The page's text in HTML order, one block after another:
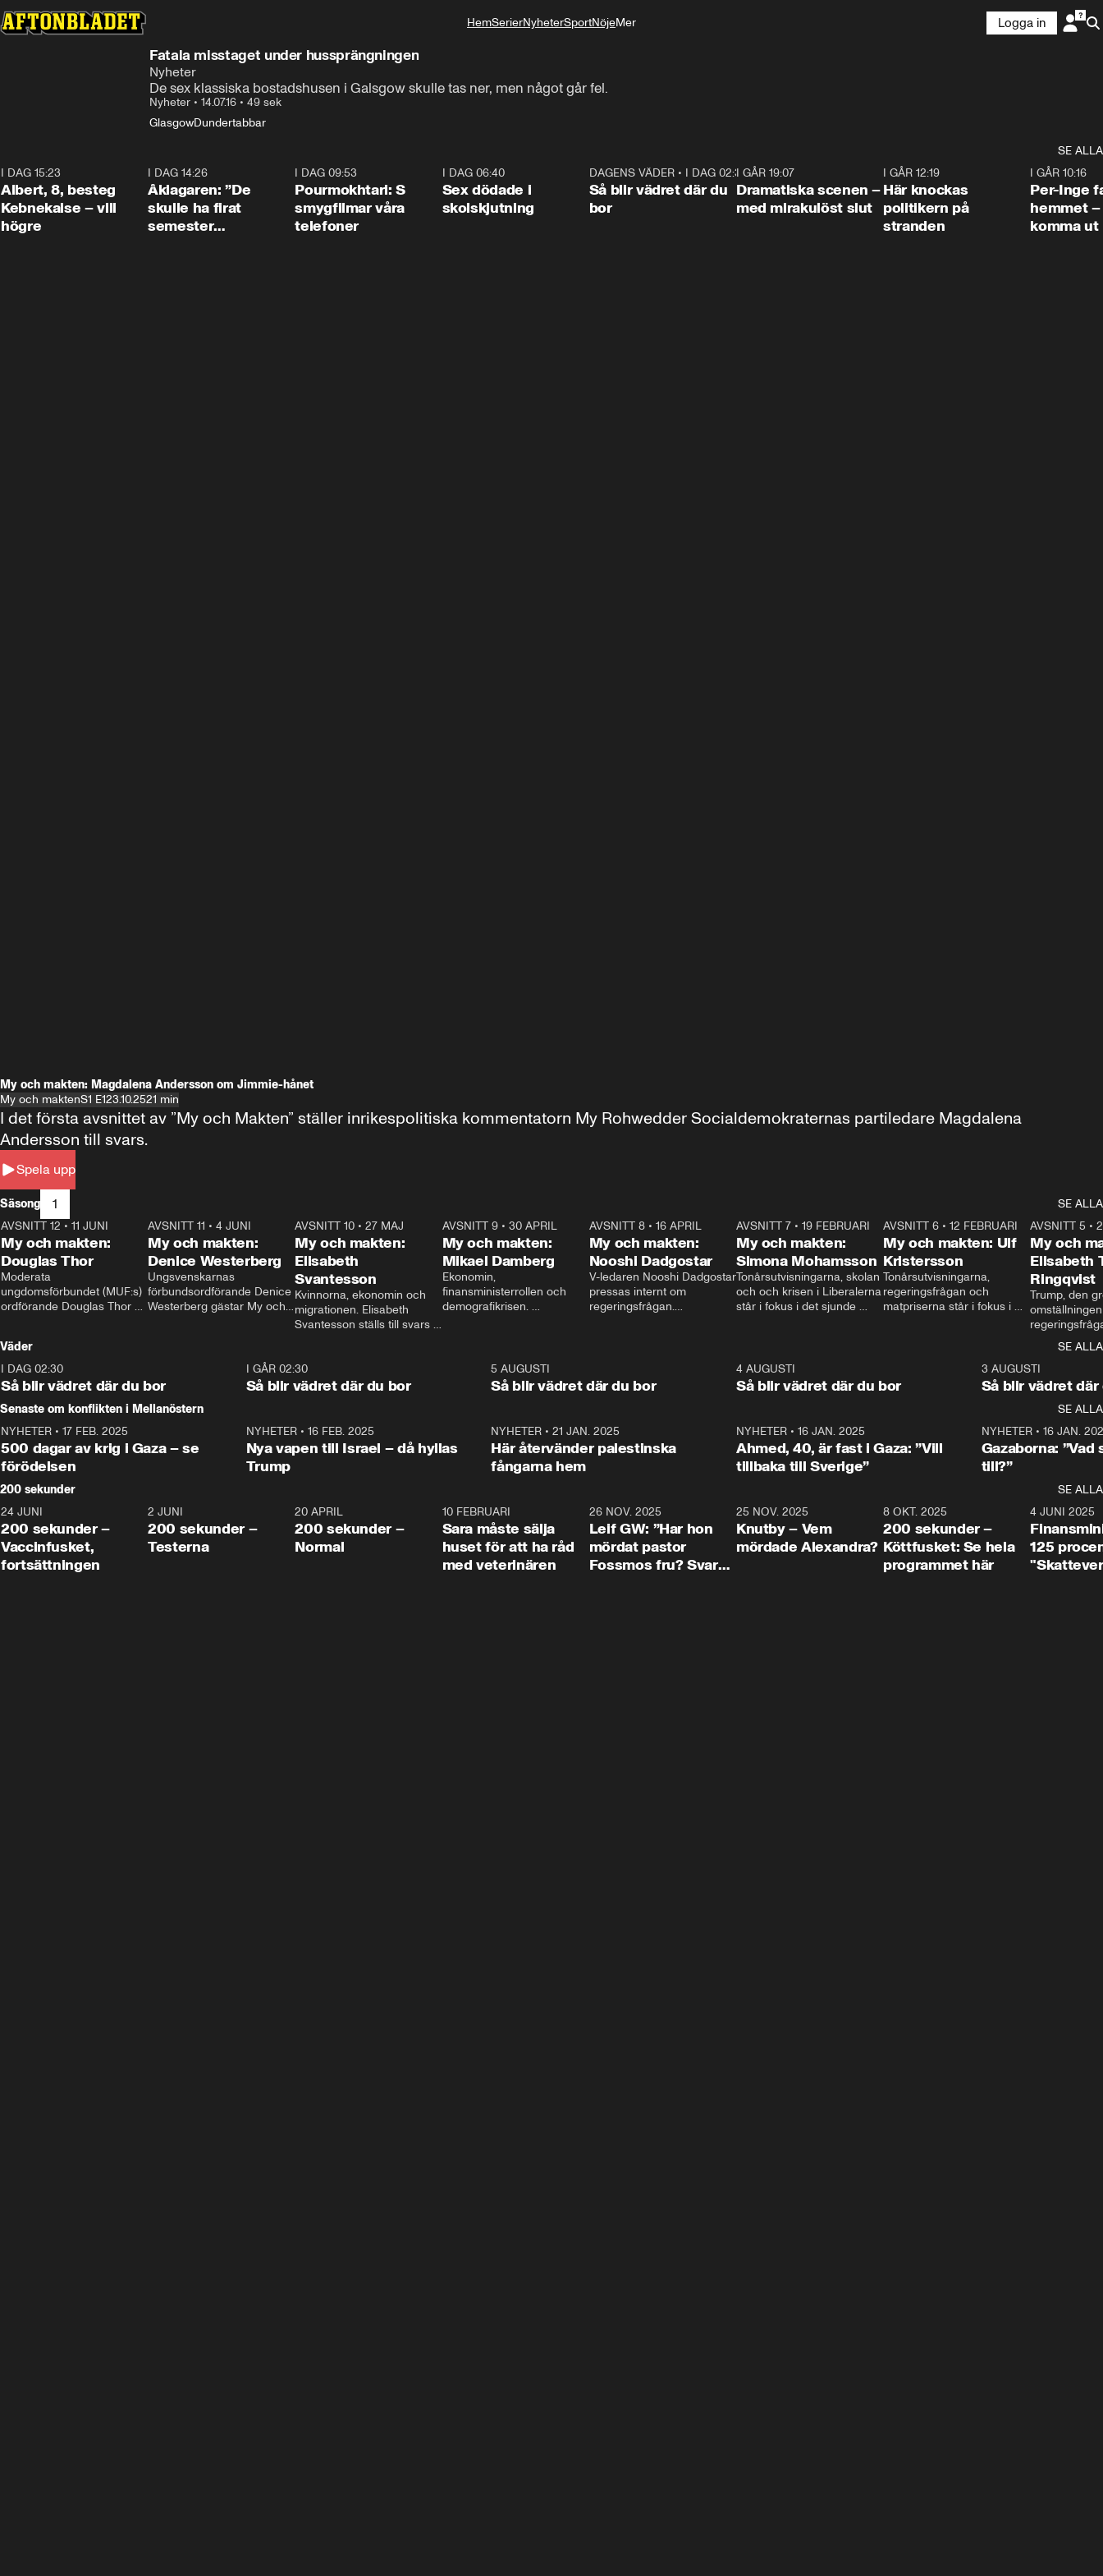
HemSerierNyheterSportNöjeMer
Logga in
Fatala misstaget under hussprängningen
Nyheter
De sex klassiska bostadshusen i Galsgow skulle tas ner, men något går fel.
Nyheter • 14.07.16 • 49 sek
GlasgowDundertabbar
SE ALLA
I DAG 15:23
Albert, 8, besteg
Kebnekaise – vill
högre
I DAG 14:26
Åklagaren: ”De
skulle ha firat
semester
I DAG 09:53
Pourmokhtari: S
smygfilmar våra
telefoner
I DAG 06:40
Sex dödade i
skolskjutning
1:06
DAGENS VÄDER• I DAG 02:30
Så blir vädret där du
bor
I GÅR 19:07
Dramatiska scenen –
med mirakulöst slut
I GÅR 12:19
Här knockas
politikern på
stranden
I GÅR 10:16
Per-Inge
hemmet
komma ut
My och makten: Magdalena Andersson om Jimmie-hånet
My och maktenS1 E123.10.2521 min
Spela upp
I det första avsnittet av ”My och Makten” ställer inrikespolitiska kommentatorn My Rohwedder Socialdemokraternas partiledare Magdalena
Andersson till svars.
Säsong 1
SE ALLA
26:27
AVSNITT 12 • 11 JUNI
My och makten:
Douglas Thor
Moderata
ungdomsförbundet (MUF:s)
ordförande Douglas Thor
tonårsutvisningarna och hur
Moderaterna ska locka
väljare till valet i höst.
23:40
AVSNITT 11 •4 JUNI
My och makten:
Denice Westerberg
Ungsvenskarnas
förbundsordförande Denice
Westerberg gästar My och
AVSNITT 10 •27 MAJ
My och makten:
Elisabeth
Svantesson
Kvinnorna, ekonomin och
migrationen. Elisabeth
Svantesson ställs till svars
AVSNITT 9• 30 APRIL
My och makten:
Mikael Damberg
Ekonomin,
finansministerrollen och
demografikrisen.
och Makten.
AVSNITT 8• 16 APRIL
My och makten:
Nooshi Dadgostar
V-ledaren Nooshi Dadgostar
pressas internt om
regeringsfrågan.
– Vi ställer upp i val. Ska vi
vara med så sitter vi förstås
24:30
AVSNITT 7• 19 FEBRUARI
My och makten:
Simona Mohamsson
Tonårsutvisningarna, skolan
och och krisen i Liberalerna
står i fokus i det sjunde
kommentator My
Rohwedder ställer
utbildnings- och
Mohamsson till svars.
27:30
AVSNITT 6 •12 FEBRUARI
My och makten: Ulf
Kristersson
Tonårsutvisningarna,
regeringsfrågan och
matpriserna står i fokus i
Rohwedder ställer
statsminister Ulf Kristersson
AVSNITT 5 •
My och
Elisabeth
Ringqvist
Trump, den
centrum i
avsnittet av
Makten”. Se
Aftonbladets
Rohwedder
Thand Ring
Väder
SE ALLA
I DAG 02:30
Så blir vädret där du bor
1:06
I GÅR 02:30
Så blir vädret där du bor
5 AUGUSTI
Så blir vädret där du bor
4 AUGUSTI
Så blir vädret där du bor
3 AUGUSTI
Så blir vädret där
Senaste om konflikten i Mellanöstern
SE ALLA
NYHETER • 17 FEB. 2025
500 dagar av krig i Gaza – se
förödelsen
NYHETER• 16 FEB. 2025
Nya vapen till Israel – då hyllas
Trump
NYHETER •21 JAN. 2025
Här återvänder palestinska
fångarna hem
NYHETER• 16 JAN. 2025
Ahmed, 40, är fast i Gaza: ”Vill
tillbaka till Sverige”
NYHETER• 16 JAN.
Gazaborna:
till?”
200 sekunder
SE ALLA
5:00
24 JUNI
200 sekunder –
Vaccinfusket,
fortsättningen
4:23
2 JUNI
200 sekunder –
Testerna
20 APRIL
200 sekunder –
Normal
10 FEBRUARI
Sara måste sälja
huset för att ha råd
med veterinären
26 NOV. 2025
Leif GW: ”Har hon
mördat pastor
Fossmos fru? Svar
31:05
25 NOV. 2025
Knutby – Vem
mördade Alexandra?
4:29
8 OKT. 2025
200 sekunder –
Köttfusket: Se hela
programmet här
4 JUNI 2025
125